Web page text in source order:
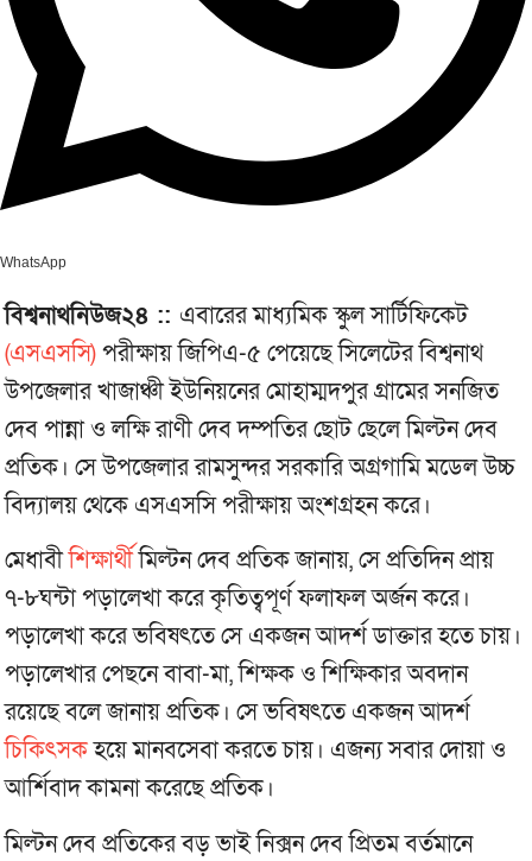
WhatsApp
বিশ্বনাথনিউজ২৪ :: এবারের মাধ্যমিক স্কুল সার্টিফিকেট
(এসএসসি)পরীক্ষায় জিপিএ-৫ পেয়েছে সিলেটের বিশ্বনাথ
উপজেলার খাজাঞ্চী ইউনিয়নের মোহাম্মদপুর গ্রামের সনজিত
দেব পান্না ও লক্ষি রাণী দেব দম্পতির ছোট ছেলে মিল্টন দেব
প্রতিক। সে উপজেলার রামসুন্দর সরকারি অগ্রগামি মডেল উচ্চ
বিদ্যালয় থেকে এসএসসি পরীক্ষায় অংশগ্রহন করে।
মেধাবীশিক্ষার্থীমিল্টন দেব প্রতিক জানায়, সে প্রতিদিন প্রায়
৭-৮ঘন্টা পড়ালেখা করে কৃতিত্বপূর্ণ ফলাফল অর্জন করে।
পড়ালেখা করে ভবিষৎতে সে একজন আদর্শ ডাক্তার হতে চায়।
পড়ালেখার পেছনে বাবা-মা, শিক্ষক ও শিক্ষিকার অবদান
রয়েছে বলে জানায় প্রতিক। সে ভবিষৎতে একজন আদর্শ
চিকিৎসকহয়ে মানবসেবা করতে চায়। এজন্য সবার দোয়া ও
আর্শিবাদ কামনা করেছে প্রতিক।
মিল্টন দেব প্রতিকের বড় ভাই নিক্সন দেব প্রিতম বর্তমানে